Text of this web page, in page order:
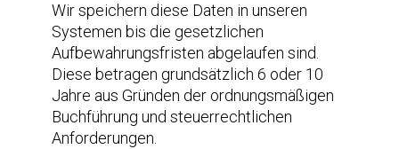
Wir speichern diese Daten in unseren
Systemen bis die gesetzlichen
Aufbewahrungsfristen abgelaufen sind.
Diese betragen grundsätzlich 6 oder 10
Jahre aus Gründen der ordnungsmäßigen
Buchführung und steuerrechtlichen
Anforderungen.